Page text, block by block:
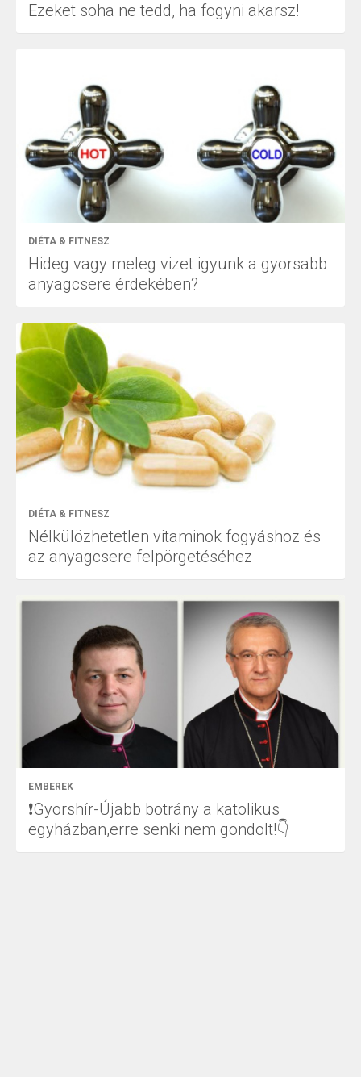
Ezeket soha ne tedd, ha fogyni akarsz!
DIÉTA & FITNESZ
Hideg vagy meleg vizet igyunk a gyorsabb
anyagcsere érdekében?
DIÉTA & FITNESZ
Nélkülözhetetlen vitaminok fogyáshoz és
az anyagcsere felpörgetéséhez
EMBEREK
❗Gyorshír-Újabb botrány a katolikus
egyházban,erre senki nem gondolt!👇